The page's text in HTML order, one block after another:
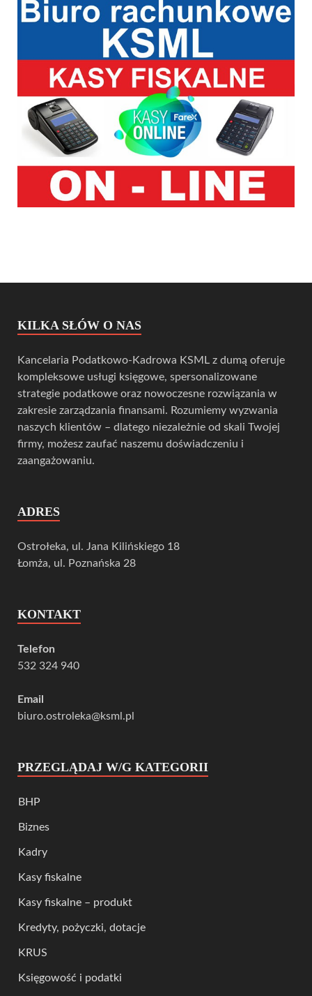
KILKA SŁÓW O NAS
Kancelaria Podatkowo-Kadrowa KSML z dumą oferuje
kompleksowe usługi księgowe, spersonalizowane
strategie podatkowe oraz nowoczesne rozwiązania w
zakresie zarządzania finansami. Rozumiemy wyzwania
naszych klientów – dlatego niezależnie od skali Twojej
firmy, możesz zaufać naszemu doświadczeniu i
zaangażowaniu.
ADRES
Ostrołeka, ul. Jana Kilińskiego 18
Łomża, ul. Poznańska 28
KONTAKT
Telefon
532 324 940
Email
biuro.ostroleka@ksml.pl
PRZEGLĄDAJ W/G KATEGORII
BHP
Biznes
Kadry
Kasy fiskalne
Kasy fiskalne – produkt
Kredyty, pożyczki, dotacje
KRUS
Księgowość i podatki